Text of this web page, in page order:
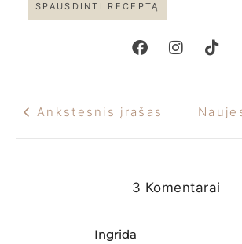
SPAUSDINTI RECEPTĄ
Ankstesnis įrašas
3 Komentarai
Ingrida